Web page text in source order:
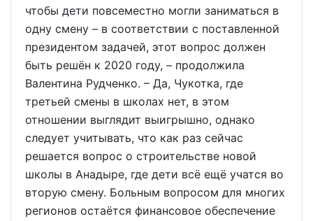
чтобы дети повсеместно могли заниматься в
одну смену – в соответствии с поставленной
президентом задачей, этот вопрос должен
быть решён к 2020 году, – продолжила
Валентина Рудченко. – Да, Чукотка, где
третьей смены в школах нет, в этом
отношении выглядит выигрышно, однако
следует учитывать, что как раз сейчас
решается вопрос о строительстве новой
школы в Анадыре, где дети всё ещё учатся во
вторую смену. Больным вопросом для многих
регионов остаётся финансовое обеспечение